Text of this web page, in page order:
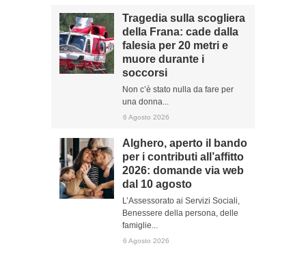
Tragedia sulla scogliera
della Frana: cade dalla
falesia per 20 metri e
muore durante i
soccorsi
Non c’è stato nulla da fare per
una donna...
6 Agosto 2026
Alghero, aperto il bando
per i contributi all’affitto
2026: domande via web
dal 10 agosto
L’Assessorato ai Servizi Sociali,
Benessere della persona, delle
famiglie...
6 Agosto 2026